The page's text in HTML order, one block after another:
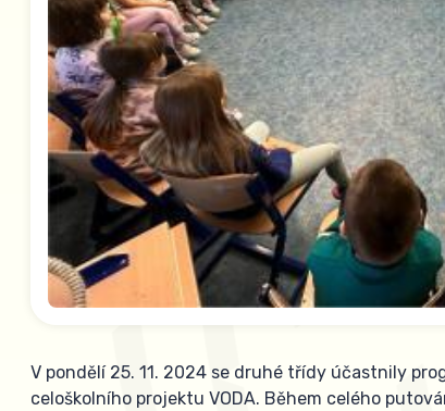
V pondělí 25. 11. 2024 se druhé třídy účastnily
celoškolního projektu VODA. Během celého